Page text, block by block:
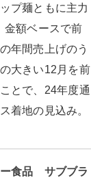
プ麺ともに主力
金額ベースで前
年間売上げのう
大きい12月を前
とで、24年度通
着地の見込み。
ー食品 サブブラ